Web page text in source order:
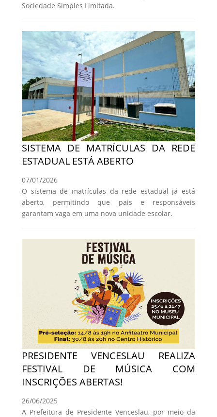
Sociedade Simples Limitada.
SISTEMA DE MATRÍCULAS DA REDE
ESTADUAL ESTÁ ABERTO
07/01/2026
O sistema de matrículas da rede estadual já está
aberto, permitindo que pais e responsáveis
garantam vaga em uma nova unidade escolar.
PRESIDENTE VENCESLAU REALIZA
FESTIVAL DE MÚSICA COM
INSCRIÇÕES ABERTAS!
26/06/2025
A Prefeitura de Presidente Venceslau, por meio da